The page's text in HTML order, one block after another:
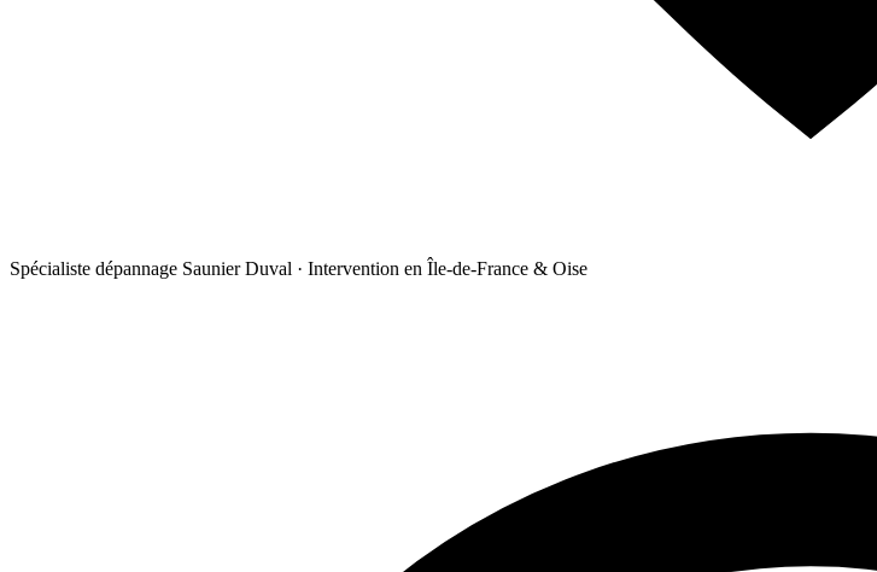
Spécialiste dépannage Saunier Duval · Intervention en Île-de-France & Oise